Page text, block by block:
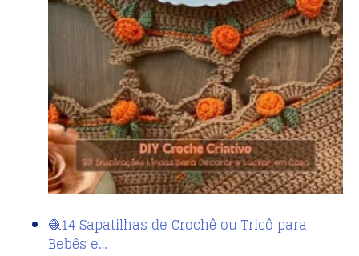
🧶14 Sapatilhas de Crochê ou Tricô para
Bebês e…